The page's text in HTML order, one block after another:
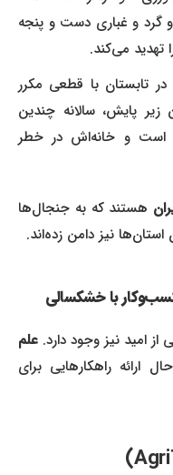
گرد و غباری دست و پنجه
تهدید می‌کند.
تابستان با قطعی مکرر
پایش، سالانه چندین
است و خانه‌اش در خطر
هستند که به جنجال‌ها
نیز دامن زده‌اند.
با خشکسالی
از امید نیز وجود دارد. علم
ارائه راهکارهایی برای